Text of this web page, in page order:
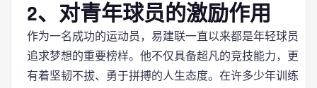
2、对青年球员的激励作用
作为一名成功的运动员，易建联一直以来都是年轻球员
追求梦想的重要榜样。他不仅具备超凡的竞技能力，更
有着坚韧不拔、勇于拼搏的人生态度。在许多少年训练